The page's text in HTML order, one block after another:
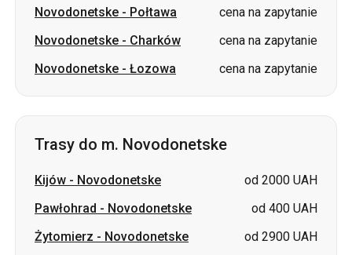
Novodonetske - Połtawa
cena na zapytanie
Novodonetske - Charków
cena na zapytanie
Novodonetske - Łozowa cena na zapytanie
Trasy do m. Novodonetske
Kijów - Novodonetske
od 2000 UAH
Pawłohrad - Novodonetske
od 400 UAH
Żytomierz - Novodonetske
od 2900 UAH